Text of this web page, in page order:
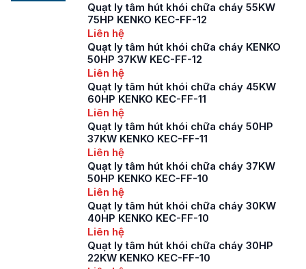
Quạt ly tâm hút khói chữa cháy 55KW
75HP KENKO KEC-FF-12
Liên hệ
Quạt ly tâm hút khói chữa cháy KENKO
50HP 37KW KEC-FF-12
Liên hệ
Quạt ly tâm hút khói chữa cháy 45KW
60HP KENKO KEC-FF-11
Liên hệ
Quạt ly tâm hút khói chữa cháy 50HP
37KW KENKO KEC-FF-11
Liên hệ
Quạt ly tâm hút khói chữa cháy 37KW
50HP KENKO KEC-FF-10
Liên hệ
Quạt ly tâm hút khói chữa cháy 30KW
40HP KENKO KEC-FF-10
Liên hệ
Quạt ly tâm hút khói chữa cháy 30HP
22KW KENKO KEC-FF-10